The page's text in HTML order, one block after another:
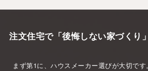
注文住宅で「後悔しない家づくり
まず第1に、ハウスメーカー選びが大切です。